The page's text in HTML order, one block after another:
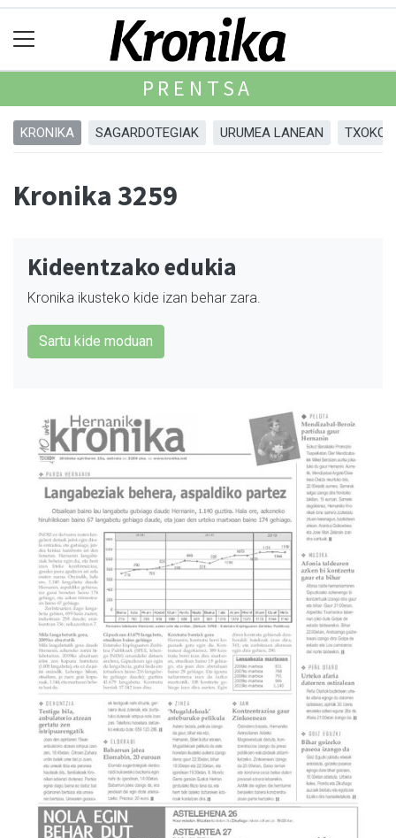
PRENTSA
KRONIKA SAGARDOTEGIAK URUMEA LANEAN
Kronika 3259
Kideentzako edukia
Kronika ikusteko kide izan behar zara.
Sartu kide moduan